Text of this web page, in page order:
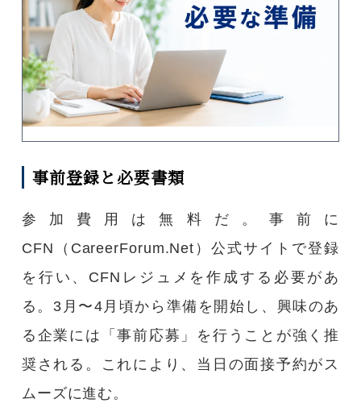
事前登録と必要書類
参加費用は無料だ。事前に
CFN（CareerForum.Net）公式サイトで登録
を行い、CFNレジュメを作成する必要があ
る。3月〜4月頃から準備を開始し、興味のあ
る企業には「事前応募」を行うことが強く推
奨される。これにより、当日の面接予約がス
ムーズに進む。